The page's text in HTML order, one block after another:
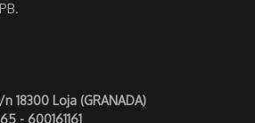
18300 Loja (GRANADA)
- 600161161